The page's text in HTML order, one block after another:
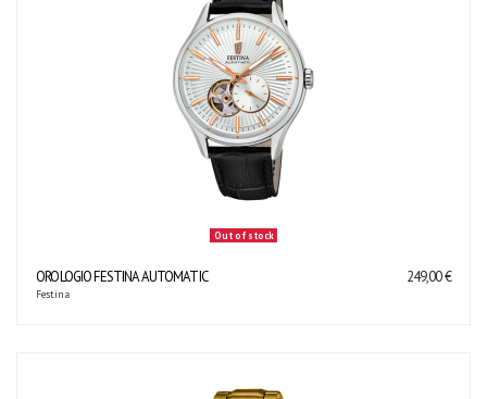
Out of stock
OROLOGIO FESTINA AUTOMATIC
Festina
249,00 €